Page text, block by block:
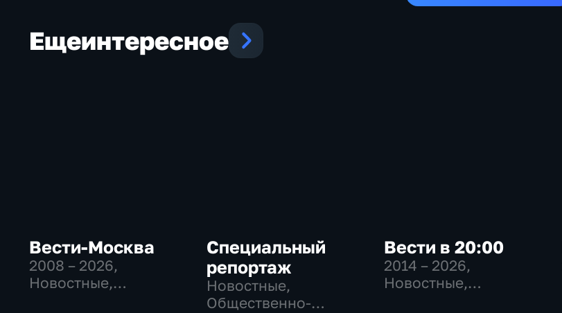
Ещеинтересное
Вести-Москва
2008 – 2026,
Новостные,
Специальный
репортаж
Новостные,
Общественно-
Вести в 20:00
2014 – 2026,
Новостные,